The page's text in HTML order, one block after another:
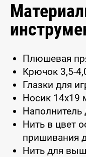
Плюшевая
Крючок 3,5-
Глазки для
Носик 14x19
Наполнитель
Нить в цвет
пришивания
Нить для